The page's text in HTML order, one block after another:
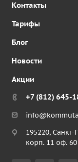
Контакты
Тарифы
Блог
Новости
Акции
+7 (812) 645-
195220, Санкт-
корп. 11 оф. 60